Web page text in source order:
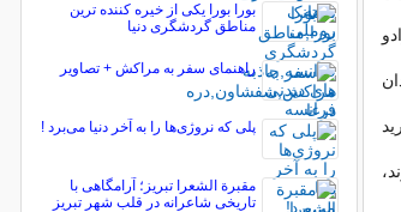
بورا بورا یکی از خیره کننده ترین
مناطق گردشگری دنیا
راهنمای سفر به مراکش + تصاویر
پلی که نروژی‌ها را به آخر دنیا می‌برد !
مقبرة الشعرا تبریز؛ آرامگاهی با
تاریخی شاعرانه در قلب شهر تبریز